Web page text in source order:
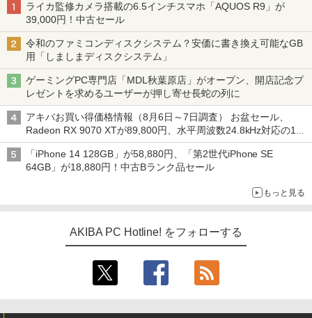
ライカ監修カメラ搭載の6.5インチスマホ「AQUOS R9」が
39,000円！中古セール
令和のファミコンディスクシステム？安価に書き換え可能なGB
用「しましまディスクシステム」
ゲーミングPC専門店「MDL秋葉原店」がオープン、開店記念プ
レゼントを求めるユーザーが押し寄せ長蛇の列に
アキバお買い得価格情報（8月6日～7日調査） お盆セール、
Radeon RX 9070 XTが89,800円、水平周波数24.8kHz対応の17
型モニターが9,801円、暑さ指数連動セール ほか
「iPhone 14 128GB」が58,880円、「第2世代iPhone SE
64GB」が18,880円！中古Bランク品セール
もっと見る
AKIBA PC Hotline! をフォローする